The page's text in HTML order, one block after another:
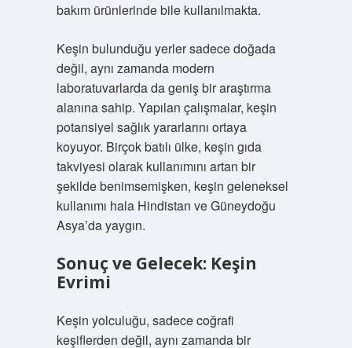
bakım ürünlerinde bile kullanılmakta.
Keşin bulunduğu yerler sadece doğada
değil, aynı zamanda modern
laboratuvarlarda da geniş bir araştırma
alanına sahip. Yapılan çalışmalar, keşin
potansiyel sağlık yararlarını ortaya
koyuyor. Birçok batılı ülke, keşin gıda
takviyesi olarak kullanımını artan bir
şekilde benimsemişken, keşin geleneksel
kullanımı hala Hindistan ve Güneydoğu
Asya’da yaygın.
Sonuç ve Gelecek: Keşin
Evrimi
Keşin yolculuğu, sadece coğrafi
keşiflerden değil, aynı zamanda bir